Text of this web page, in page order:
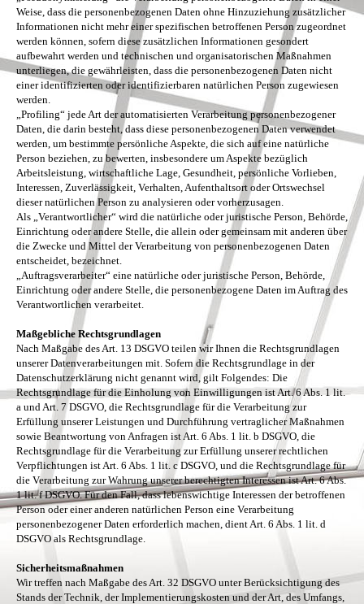
Weise, dass die personenbezogenen Daten ohne Hinzuziehung zusätzlicher
Informationen nicht mehr einer spezifischen betroffenen Person zugeordnet
werden können, sofern diese zusätzlichen Informationen gesondert
aufbewahrt werden und technischen und organisatorischen Maßnahmen
unterliegen, die gewährleisten, dass die personenbezogenen Daten nicht
einer identifizierten oder identifizierbaren natürlichen Person zugewiesen
werden.
„Profiling“ jede Art der automatisierten Verarbeitung personenbezogener
Daten, die darin besteht, dass diese personenbezogenen Daten verwendet
werden, um bestimmte persönliche Aspekte, die sich auf eine natürliche
Person beziehen, zu bewerten, insbesondere um Aspekte bezüglich
Arbeitsleistung, wirtschaftliche Lage, Gesundheit, persönliche Vorlieben,
Interessen, Zuverlässigkeit, Verhalten, Aufenthaltsort oder Ortswechsel
dieser natürlichen Person zu analysieren oder vorherzusagen.
Als „Verantwortlicher“ wird die natürliche oder juristische Person, Behörde,
Einrichtung oder andere Stelle, die allein oder gemeinsam mit anderen über
die Zwecke und Mittel der Verarbeitung von personenbezogenen Daten
entscheidet, bezeichnet.
„Auftragsverarbeiter“ eine natürliche oder juristische Person, Behörde,
Einrichtung oder andere Stelle, die personenbezogene Daten im Auftrag des
Verantwortlichen verarbeitet.
Maßgebliche Rechtsgrundlagen
Nach Maßgabe des Art. 13 DSGVO teilen wir Ihnen die Rechtsgrundlagen
unserer Datenverarbeitungen mit. Sofern die Rechtsgrundlage in der
Datenschutzerklärung nicht genannt wird, gilt Folgendes: Die
Rechtsgrundlage für die Einholung von Einwilligungen ist Art. 6 Abs. 1 lit.
a und Art. 7 DSGVO, die Rechtsgrundlage für die Verarbeitung zur
Erfüllung unserer Leistungen und Durchführung vertraglicher Maßnahmen
sowie Beantwortung von Anfragen ist Art. 6 Abs. 1 lit. b DSGVO, die
Rechtsgrundlage für die Verarbeitung zur Erfüllung unserer rechtlichen
Verpflichtungen ist Art. 6 Abs. 1 lit. c DSGVO, und die Rechtsgrundlage für
die Verarbeitung zur Wahrung unserer berechtigten Interessen ist Art. 6 Abs.
1 lit. f DSGVO. Für den Fall, dass lebenswichtige Interessen der betroffenen
Person oder einer anderen natürlichen Person eine Verarbeitung
personenbezogener Daten erforderlich machen, dient Art. 6 Abs. 1 lit. d
DSGVO als Rechtsgrundlage.
Sicherheitsmaßnahmen
Wir treffen nach Maßgabe des Art. 32 DSGVO unter Berücksichtigung des
Stands der Technik, der Implementierungskosten und der Art, des Umfangs,